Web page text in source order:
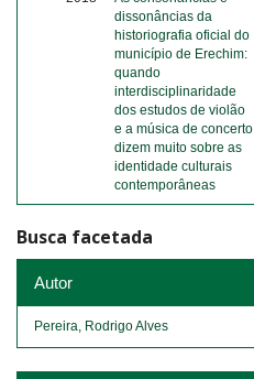
dissonâncias da
historiografia oficial do
município de Erechim:
quando
interdisciplinaridade
dos estudos de violão
e a música de concerto
dizem muito sobre as
identidade culturais
contemporâneas
Busca facetada
Autor
Pereira, Rodrigo Alves